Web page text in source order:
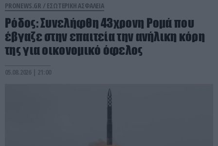
PRONEWS.GR / ΕΣΩΤΕΡΙΚΗ ΑΣΦΑΛΕΙΑ
Ρόδος: Συνελήφθη 43χρονη Ρομά που
έβγαζε στην επαιτεία την ανήλικη κόρη
της για οικονομικό όφελος
05.08.2026 | 21:00